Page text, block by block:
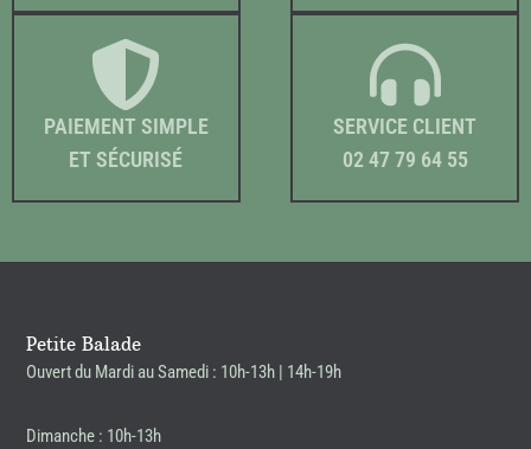
PAIEMENT SIMPLE
ET SÉCURISÉ
SERVICE CLIENT
02 47 79 64 55
Petite Balade
Ouvert du Mardi au Samedi : 10h-13h | 14h-19h
Dimanche : 10h-13h